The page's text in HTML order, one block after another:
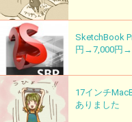
SketchBook
円→7,000円
17インチ
ありました